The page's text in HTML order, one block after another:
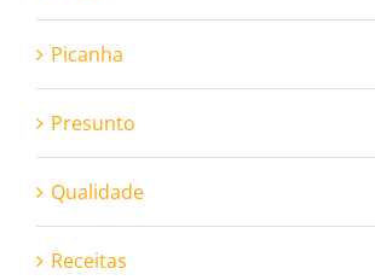
Picanha
Presunto
Qualidade
Receitas